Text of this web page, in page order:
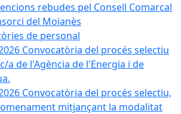
rebudes pel Consell Comarcal
del Moianès
de personal
Convocatòria del procés selectiu
a de l'Agència de l'Energia i de
Convocatòria del procés selectiu,
mitjançant la modalitat